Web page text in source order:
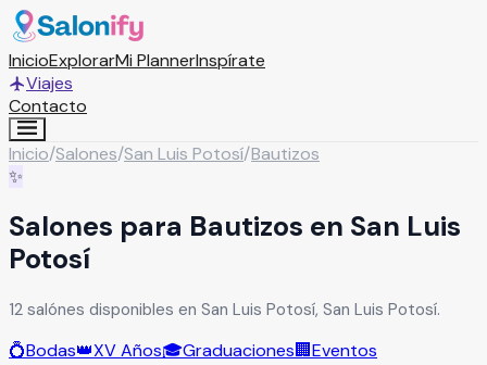
InicioExplorarMi PlannerInspírate
Viajes
Contacto
Inicio/Salones/San Luis Potosí/Bautizos
✨
Salones para Bautizos en San Luis
Potosí
12 salónes disponibles en San Luis Potosí, San Luis Potosí.
💍Bodas👑XV Años🎓Graduaciones🏢Eventos